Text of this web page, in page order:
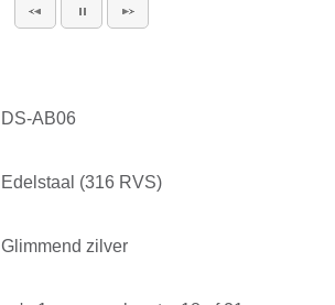
DS-AB06
Edelstaal (316 RVS)
Glimmend zilver